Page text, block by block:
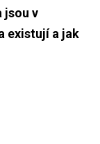
jsou v
existují a jak